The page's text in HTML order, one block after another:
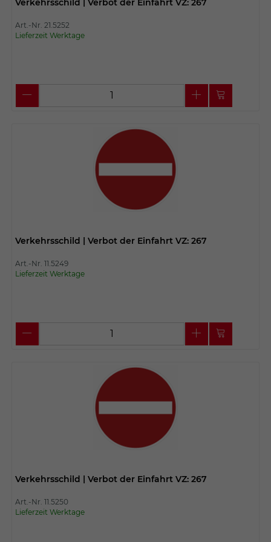
Verkehrsschild | Verbot der Einfahrt VZ: 267
Art.-Nr. 21.5252
Lieferzeit Werktage
Verkehrsschild | Verbot der Einfahrt VZ: 267
Art.-Nr. 11.5249
Lieferzeit Werktage
Verkehrsschild | Verbot der Einfahrt VZ: 267
Art.-Nr. 11.5250
Lieferzeit Werktage